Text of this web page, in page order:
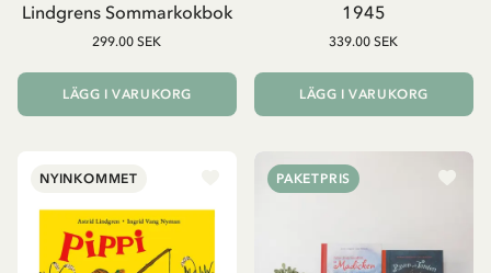
Lindgrens Sommarkokbok
299.00 SEK
LÄGG I VARUKORG
1945
339.00 SEK
LÄGG I VARUKORG
NYINKOMMET PAKETPRIS